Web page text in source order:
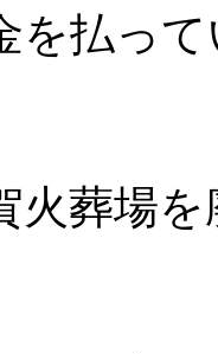
払って
葬場を